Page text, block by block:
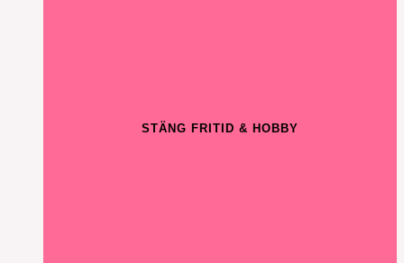
STÄNG FRITID & HOBBY